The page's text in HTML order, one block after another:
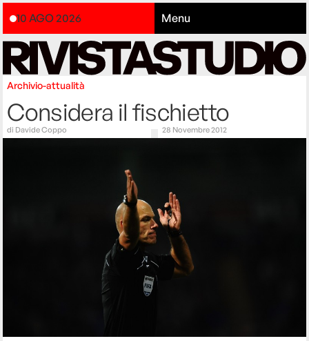
10 AGO 2026 Menu
Archivio-attualità
Considera il fischietto
di Davide Coppo 28 Novembre 2012